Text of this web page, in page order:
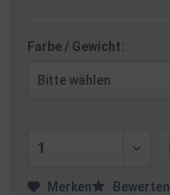
Farbe / Gewicht:
Merken Bewerten